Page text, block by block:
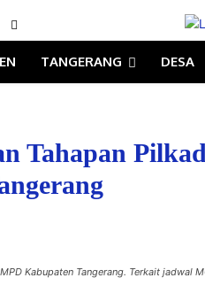
TANGERANG DESA
Tahapan
Kabupaten Tangerang. Terkait jadwal